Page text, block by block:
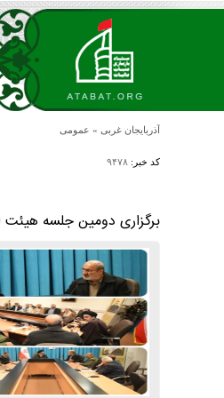
آذربایجان غربی » عمومی
کد خبر: ۹۴۷۸
برگزاری دومین جلسه هیئت